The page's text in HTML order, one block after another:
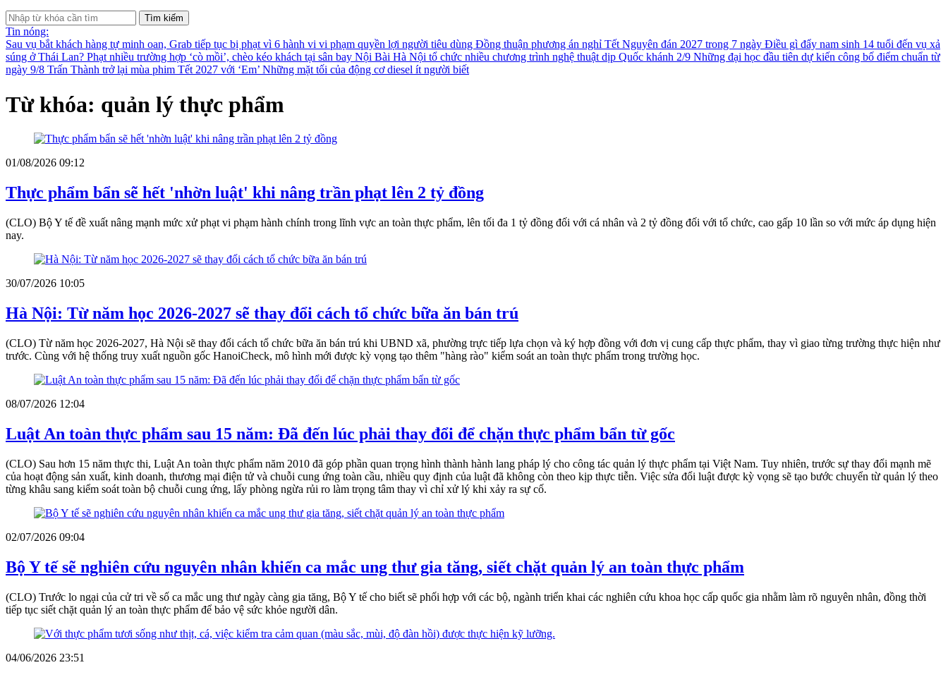
Tìm kiếm
Tin nóng:
Sau vụ bắt khách hàng tự minh oan, Grab tiếp tục bị phạt vì 6 hành vi vi phạm quyền lợi người tiêu dùng Đồng thuận phương án nghỉ Tết Nguyên đán 2027 trong 7 ngày Điều gì đẩy nam sinh 14 tuổi đến vụ xả
súng ở Thái Lan? Phạt nhiều trường hợp ‘cò mồi’, chèo kéo khách tại sân bay Nội Bài Hà Nội tổ chức nhiều chương trình nghệ thuật dịp Quốc khánh 2/9 Những đại học đầu tiên dự kiến công bố điểm chuẩn từ
ngày 9/8 Trấn Thành trở lại mùa phim Tết 2027 với ‘Em’ Những mặt tối của động cơ diesel ít người biết
Từ khóa: quản lý thực phẩm
01/08/2026 09:12
Thực phẩm bẩn sẽ hết 'nhờn luật' khi nâng trần phạt lên 2 tỷ đồng
(CLO) Bộ Y tế đề xuất nâng mạnh mức xử phạt vi phạm hành chính trong lĩnh vực an toàn thực phẩm, lên tối đa 1 tỷ đồng đối với cá nhân và 2 tỷ đồng đối với tổ chức, cao gấp 10 lần so với mức áp dụng hiện
nay.
30/07/2026 10:05
Hà Nội: Từ năm học 2026-2027 sẽ thay đổi cách tổ chức bữa ăn bán trú
(CLO) Từ năm học 2026-2027, Hà Nội sẽ thay đổi cách tổ chức bữa ăn bán trú khi UBND xã, phường trực tiếp lựa chọn và ký hợp đồng với đơn vị cung cấp thực phẩm, thay vì giao từng trường thực hiện như
trước. Cùng với hệ thống truy xuất nguồn gốc HanoiCheck, mô hình mới được kỳ vọng tạo thêm "hàng rào" kiểm soát an toàn thực phẩm trong trường học.
08/07/2026 12:04
Luật An toàn thực phẩm sau 15 năm: Đã đến lúc phải thay đổi để chặn thực phẩm bẩn từ gốc
(CLO) Sau hơn 15 năm thực thi, Luật An toàn thực phẩm năm 2010 đã góp phần quan trọng hình thành hành lang pháp lý cho công tác quản lý thực phẩm tại Việt Nam. Tuy nhiên, trước sự thay đổi mạnh mẽ
của hoạt động sản xuất, kinh doanh, thương mại điện tử và chuỗi cung ứng toàn cầu, nhiều quy định của luật đã không còn theo kịp thực tiễn. Việc sửa đổi luật được kỳ vọng sẽ tạo bước chuyển từ quản lý theo
từng khâu sang kiểm soát toàn bộ chuỗi cung ứng, lấy phòng ngừa rủi ro làm trọng tâm thay vì chỉ xử lý khi xảy ra sự cố.
02/07/2026 09:04
Bộ Y tế sẽ nghiên cứu nguyên nhân khiến ca mắc ung thư gia tăng, siết chặt quản lý an toàn thực phẩm
(CLO) Trước lo ngại của cử tri về số ca mắc ung thư ngày càng gia tăng, Bộ Y tế cho biết sẽ phối hợp với các bộ, ngành triển khai các nghiên cứu khoa học cấp quốc gia nhằm làm rõ nguyên nhân, đồng thời
tiếp tục siết chặt quản lý an toàn thực phẩm để bảo vệ sức khỏe người dân.
04/06/2026 23:51